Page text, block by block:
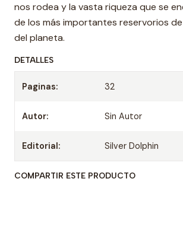
nos rodea y la vasta riqueza que se
de los más importantes reservorios
del planeta.
DETALLES
Paginas: 32
Autor: Sin Autor
Editorial: Silver Dolphin
COMPARTIR ESTE PRODUCTO